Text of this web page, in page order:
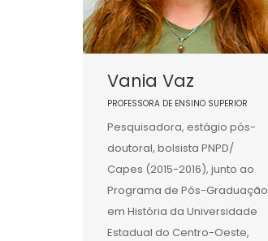
Vania Vaz
PROFESSORA DE ENSINO SUPERIOR
Pesquisadora, estágio pós-
doutoral, bolsista PNPD/
Capes (2015-2016), junto ao
Programa de Pós-Graduação
em História da Universidade
Estadual do Centro-Oeste,